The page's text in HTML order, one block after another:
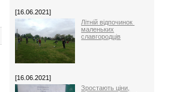
[16.06.2021]
Літній відпочинок
маленьких
славгородців
[16.06.2021]
Зростають ціни,